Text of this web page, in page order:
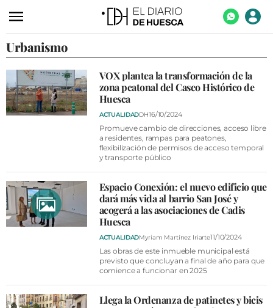
ACTUALIDAD
ECONOMÍA
TECNOLOGÍA
TURISMO
CULTURA
SOCIEDAD
OPINIÓN
CONTACTAR
Urbanismo
VOX plantea la transformación de la
zona peatonal del Casco Histórico de
Huesca
ACTUALIDADDH16/10/2024
Promueve cambio de direcciones, acceso libre
a residentes, rampas para peatones,
flexibilización de permisos de acceso temporal
y transporte público
Espacio Conexión: el nuevo edificio que
dará más vida al barrio San José y
acogerá a las asociaciones de Cadis
Huesca
ACTUALIDADMyriam Martínez Iriarte11/10/2024
Las obras de este inmueble municipal está
previsto que concluyan a final de año para que
comience a funcionar en 2025
Llega la Ordenanza de patinetes y bicis